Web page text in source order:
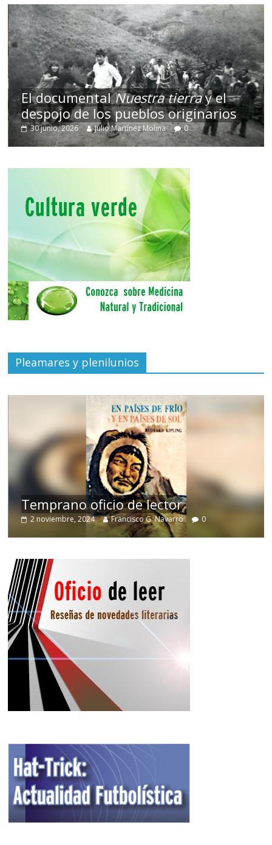
El documentalNuestra tierray el
despojo de los pueblos originarios
30 junio, 2026 Julio Martínez Molina 0
Pleamares y plenilunios
Temprano oficio de lector
2 noviembre, 2024 Francisco G. Navarro 0